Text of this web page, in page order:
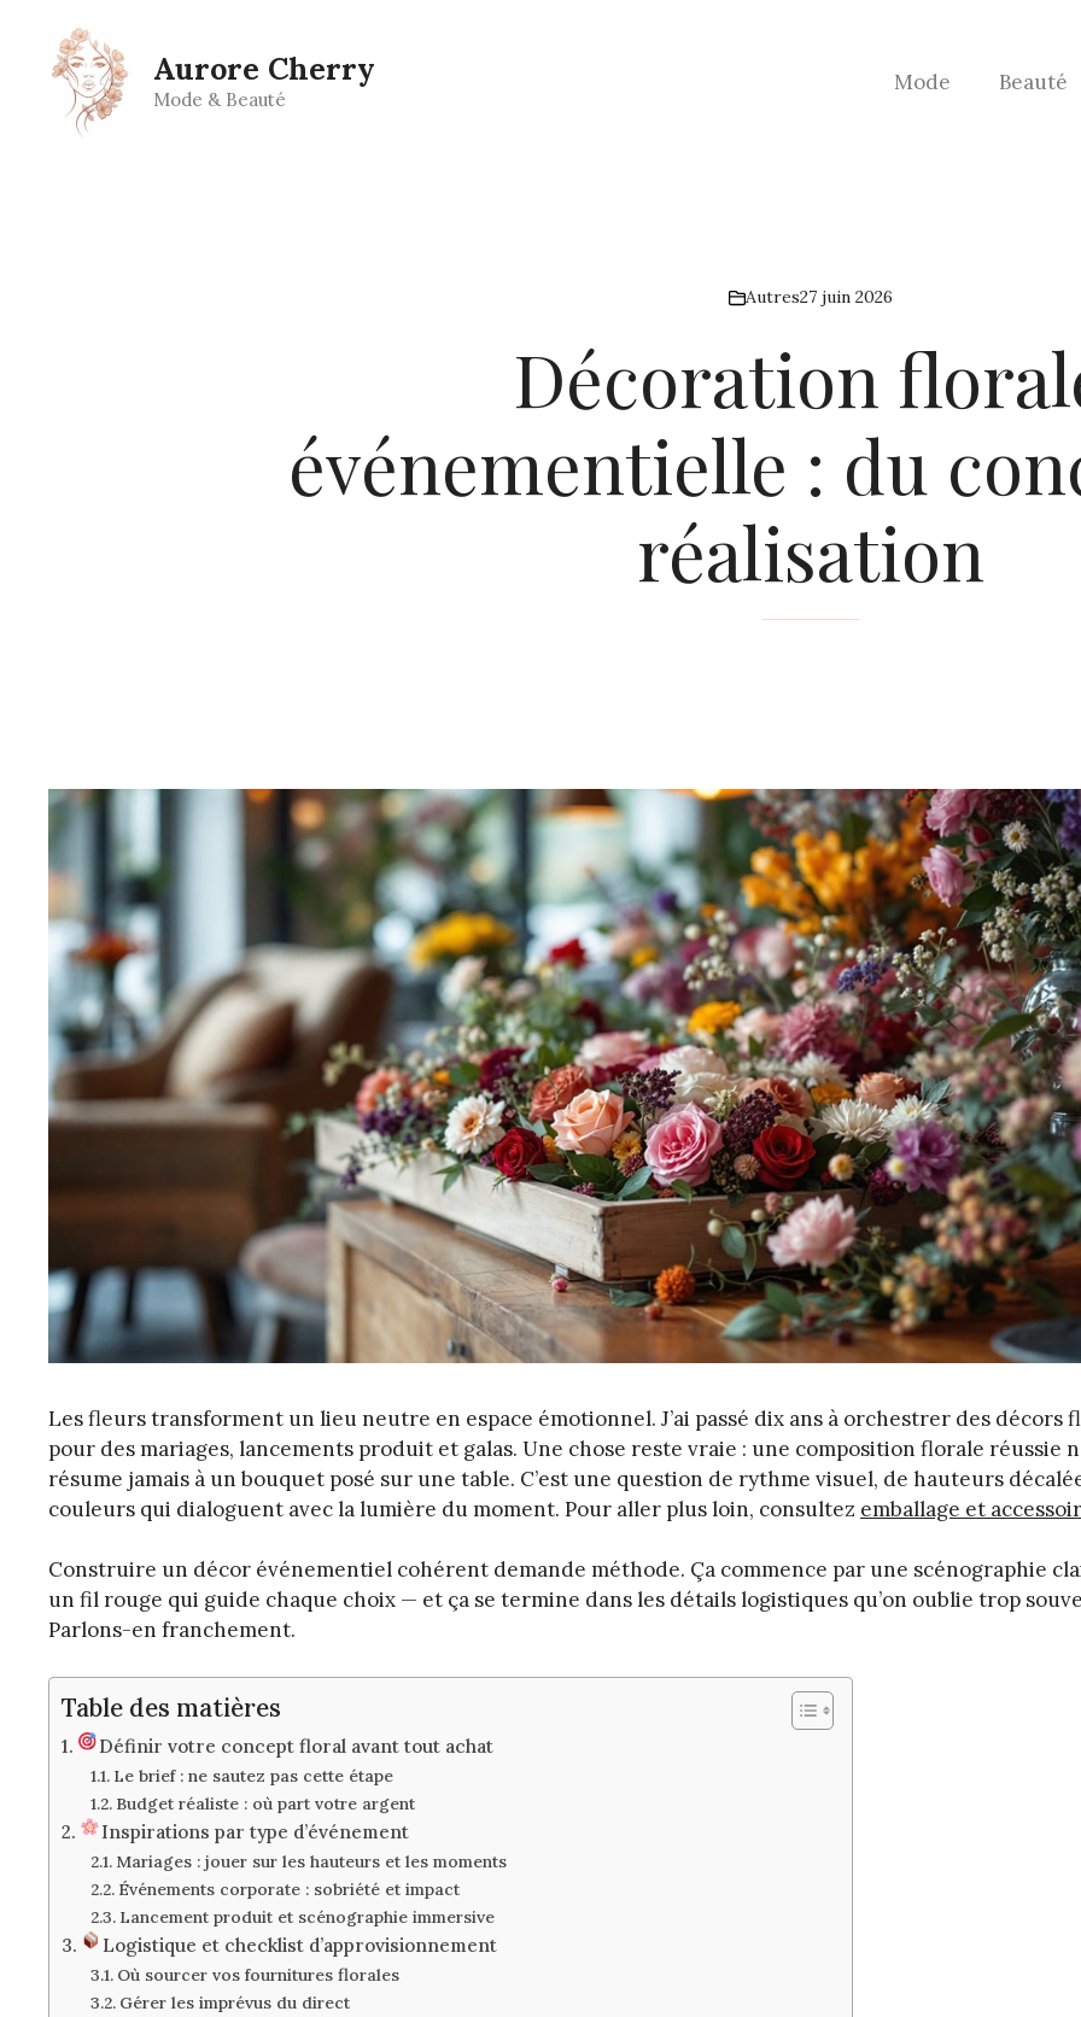
contenu
Aurore Cherry
Mode & Beauté
Mode Beauté
Autres27 juin 2026
Décoration
événementielle : du
réalisation
Les fleurs transforment un lieu neutre en espace émotionnel. J’ai passé dix ans à orchestrer des décors
pour des mariages, lancements produit et galas. Une chose reste vraie : une composition florale réussie
résume jamais à un bouquet posé sur une table. C’est une question de rythme visuel, de hauteurs
couleurs qui dialoguent avec la lumière du moment. Pour aller plus loin, consultez emballage et
Construire un décor événementiel cohérent demande méthode. Ça commence par une scénographie
un fil rouge qui guide chaque choix — et ça se termine dans les détails logistiques qu’on oublie trop
Parlons-en franchement.
Table des matières
Définir votre concept floral avant tout achat
Le brief : ne sautez pas cette étape
Budget réaliste : où part votre argent
Inspirations par type d’événement
Mariages : jouer sur les hauteurs et les moments
Événements corporate : sobriété et impact
Lancement produit et scénographie immersive
Logistique et checklist d’approvisionnement
Où sourcer vos fournitures florales
Gérer les imprévus du direct